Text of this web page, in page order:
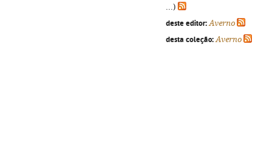
...)
deste editor: Averno
desta coleção: Averno